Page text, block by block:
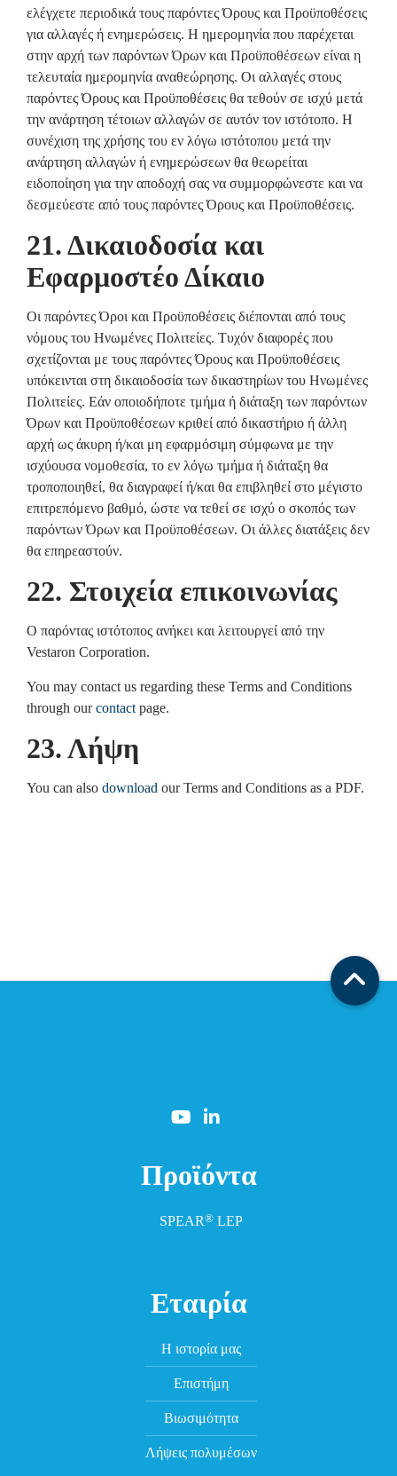
ελέγχετε περιοδικά τους παρόντες Όρους και Προϋποθέσεις
για αλλαγές ή ενημερώσεις. Η ημερομηνία που παρέχεται
στην αρχή των παρόντων Όρων και Προϋποθέσεων είναι η
τελευταία ημερομηνία αναθεώρησης. Οι αλλαγές στους
παρόντες Όρους και Προϋποθέσεις θα τεθούν σε ισχύ μετά
την ανάρτηση τέτοιων αλλαγών σε αυτόν τον ιστότοπο. Η
συνέχιση της χρήσης του εν λόγω ιστότοπου μετά την
ανάρτηση αλλαγών ή ενημερώσεων θα θεωρείται
ειδοποίηση για την αποδοχή σας να συμμορφώνεστε και να
δεσμεύεστε από τους παρόντες Όρους και Προϋποθέσεις.
21. Δικαιοδοσία και
Εφαρμοστέο Δίκαιο
Οι παρόντες Όροι και Προϋποθέσεις διέπονται από τους
νόμους του Ηνωμένες Πολιτείες. Τυχόν διαφορές που
σχετίζονται με τους παρόντες Όρους και Προϋποθέσεις
υπόκεινται στη δικαιοδοσία των δικαστηρίων του Ηνωμένες
Πολιτείες. Εάν οποιοδήποτε τμήμα ή διάταξη των παρόντων
Όρων και Προϋποθέσεων κριθεί από δικαστήριο ή άλλη
αρχή ως άκυρη ή/και μη εφαρμόσιμη σύμφωνα με την
ισχύουσα νομοθεσία, το εν λόγω τμήμα ή διάταξη θα
τροποποιηθεί, θα διαγραφεί ή/και θα επιβληθεί στο μέγιστο
επιτρεπόμενο βαθμό, ώστε να τεθεί σε ισχύ ο σκοπός των
παρόντων Όρων και Προϋποθέσεων. Οι άλλες διατάξεις δεν
θα επηρεαστούν.
22. Στοιχεία επικοινωνίας
Ο παρόντας ιστότοπος ανήκει και λειτουργεί από την
Vestaron Corporation.
You may contact us regarding these Terms and Conditions
through ourcontact page.
23. Λήψη
You can also download our Terms and Conditions as a PDF.
Προϊόντα
SPEAR®LEP
Εταιρία
Η ιστορία μας
Επιστήμη
Βιωσιμότητα
Λήψεις πολυμέσων